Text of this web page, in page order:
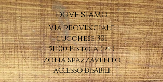
dove siamo
via provinciale
lucchese 301
51100 Pistoia (pt)
zona spazzavento
ACCESSO DISABILI